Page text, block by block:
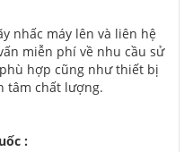
nhấc máy lên và liên hệ
miễn phí về nhu cầu sử
hợp cũng như thiết bị
tâm chất lượng.
: